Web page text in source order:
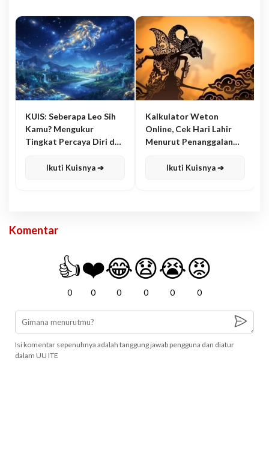
KUIS: Seberapa Leo Sih
Kamu? Mengukur
Tingkat Percaya Diri dan
Ikuti Kuisnya ➔
Kalkulator Weton
Online, Cek Hari Lahir
Menurut Penanggalan
Ikuti Kuisnya ➔
Komentar
👍
0
❤️
0
😂
0
😧
0
😭
0
😡
0
Isi komentar sepenuhnya adalah tanggung jawab pengguna dan diatur
dalam UU ITE